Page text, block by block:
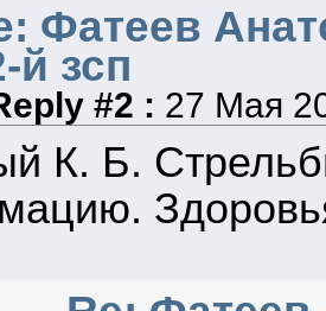
Фатеев
й зсп
#2 : 27 Мая
К. Б.